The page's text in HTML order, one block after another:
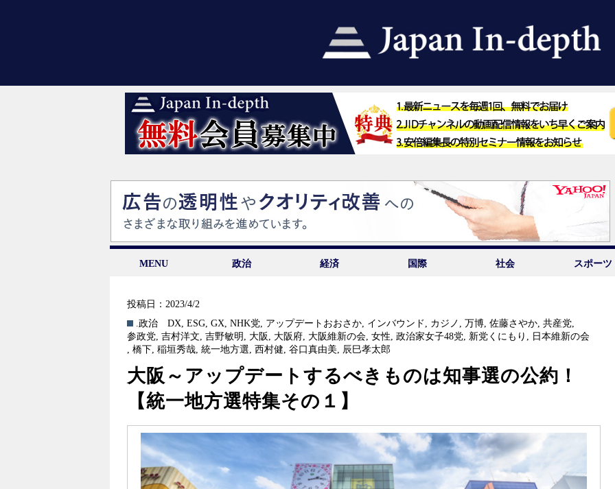
MENU 政治 経済 国際 社会 スポーツ
投稿日：2023/4/2
.政治
DX,ESG,GX,NHK党, アップデートおおさか, インバウンド , カジノ ,万博,佐藤さやか,共産党,
参政党, 吉村洋文, 吉野敏明 , 大阪 , 大阪府, 大阪維新の会, 女性, 政治家女子48党, 新党くにもり , 日本維新の会
, 橋下, 稲垣秀哉, 統一地方選, 西村健, 谷口真由美, 辰巳孝太郎
大阪～アップデートするべきものは知事選の公約！
【統一地方選特集その１】